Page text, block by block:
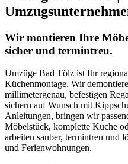
Wir montieren Ihre
sicher und termintreu.
Umzüge Bad Tölz ist Ihr
Küchenmontage. Wir
millimetergenau, befestigen
sichern auf Wunsch mit
Anleitungen, bringen wir
Möbelstück, komplette Küche
arbeiten sauber, termintreu und
und Ferienwohnungen.